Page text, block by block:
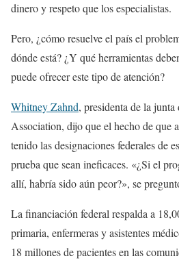
dinero y respeto que los especialistas.
Pero, ¿cómo resuelve el país el
dónde está? ¿Y qué herramientas
puede ofrecer este tipo de atención?
Whitney Zahnd, presidenta de la
Association, dijo que el hecho de que
tenido las designaciones federales de
prueba que sean ineficaces. «¿Si el
allí, habría sido aún peor?», se
La financiación federal respalda a
primaria, enfermeras y asistentes
18 millones de pacientes en las